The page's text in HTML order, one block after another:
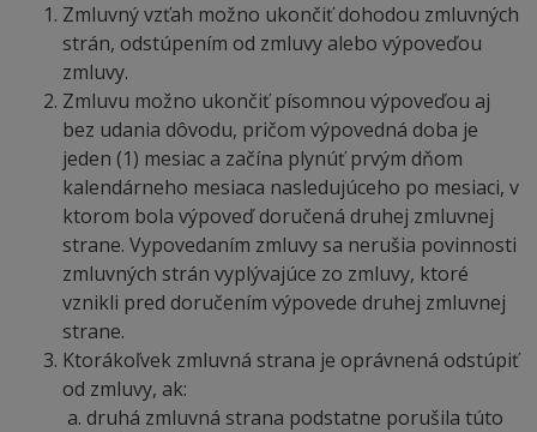
Zmluvný vzťah možno ukončiť dohodou zmluvných
strán, odstúpením od zmluvy alebo výpoveďou
zmluvy.
Zmluvu možno ukončiť písomnou výpoveďou aj
bez udania dôvodu, pričom výpovedná doba je
jeden (1) mesiac a začína plynúť prvým dňom
kalendárneho mesiaca nasledujúceho po mesiaci, v
ktorom bola výpoveď doručená druhej zmluvnej
strane. Vypovedaním zmluvy sa nerušia povinnosti
zmluvných strán vyplývajúce zo zmluvy, ktoré
vznikli pred doručením výpovede druhej zmluvnej
strane.
Ktorákoľvek zmluvná strana je oprávnená odstúpiť
od zmluvy, ak:
druhá zmluvná strana podstatne porušila túto